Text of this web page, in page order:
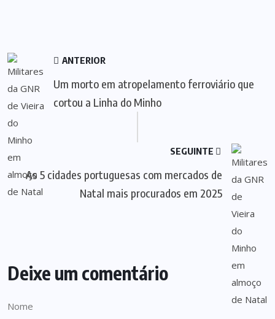
ANTERIOR
Um morto em atropelamento ferroviário que
cortou a Linha do Minho
SEGUINTE
As 5 cidades portuguesas com mercados de
Natal mais procurados em 2025
Deixe um comentário